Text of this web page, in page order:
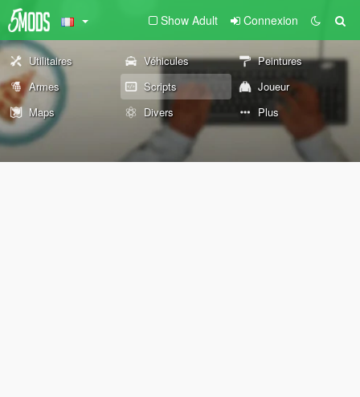
Show Adult Connexion
Utilitaires Véhicules
Peintures
Armes
Scripts
Joueur
Maps
Divers Plus